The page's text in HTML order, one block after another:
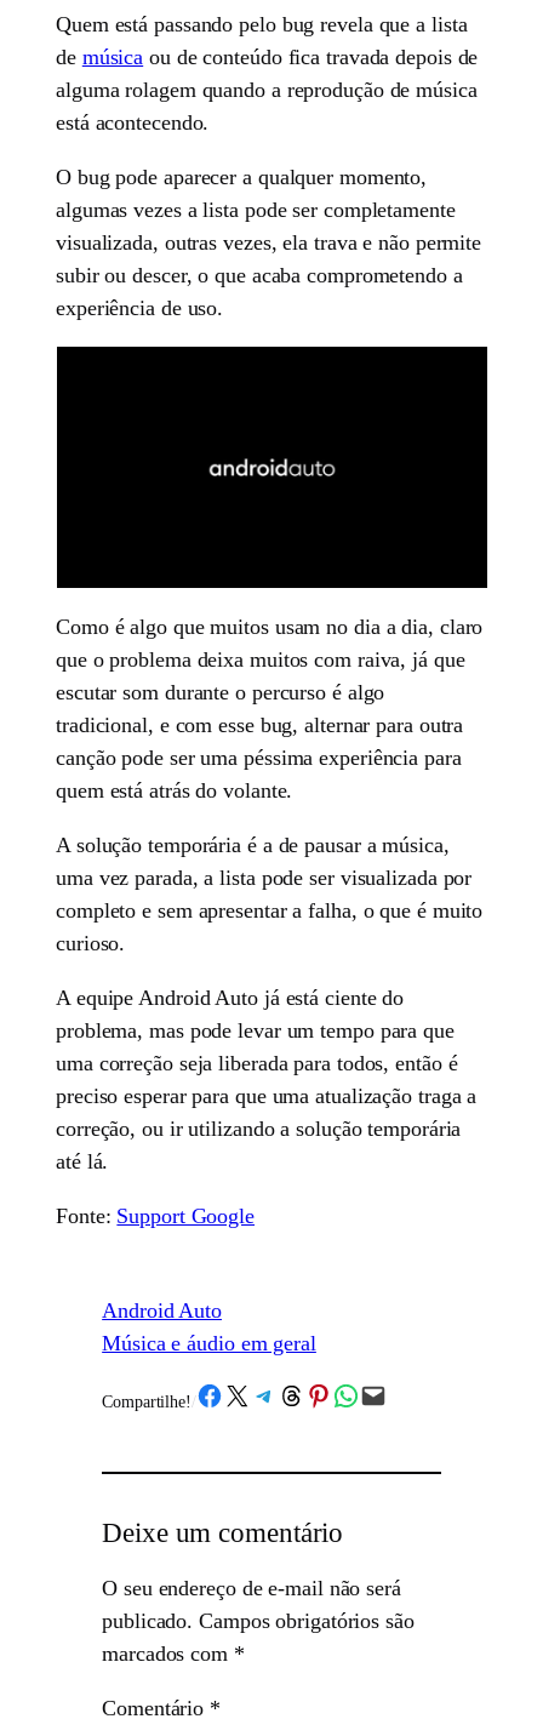
Quem está passando pelo bug revela que a lista
de música ou de conteúdo fica travada depois de
alguma rolagem quando a reprodução de música
está acontecendo.
O bug pode aparecer a qualquer momento,
algumas vezes a lista pode ser completamente
visualizada, outras vezes, ela trava e não permite
subir ou descer, o que acaba comprometendo a
experiência de uso.
Como é algo que muitos usam no dia a dia, claro
que o problema deixa muitos com raiva, já que
escutar som durante o percurso é algo
tradicional, e com esse bug, alternar para outra
canção pode ser uma péssima experiência para
quem está atrás do volante.
A solução temporária é a de pausar a música,
uma vez parada, a lista pode ser visualizada por
completo e sem apresentar a falha, o que é muito
curioso.
A equipe Android Auto já está ciente do
problema, mas pode levar um tempo para que
uma correção seja liberada para todos, então é
preciso esperar para que uma atualização traga a
correção, ou ir utilizando a solução temporária
até lá.
Fonte: Support Google
Android Auto
Música e áudio em geral
Compartilhe! /Share on Facebook
Share on X Share on Telegram
Share on Threads
Share on Pinterest
Share on WhatsApp
Email this Page
Deixe um comentário
O seu endereço de e-mail não será
publicado. Campos obrigatórios são
marcados com *
Comentário *